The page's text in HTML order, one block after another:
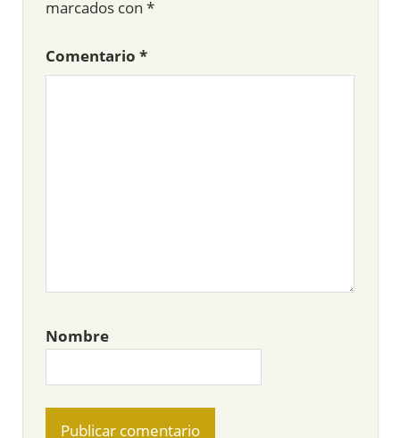
marcados con *
Comentario *
Nombre